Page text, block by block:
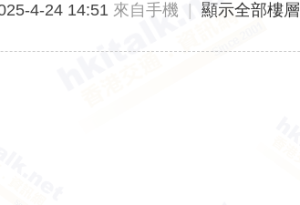
4-24 14:51 來自手機 顯示全部樓層